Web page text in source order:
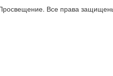
Все права